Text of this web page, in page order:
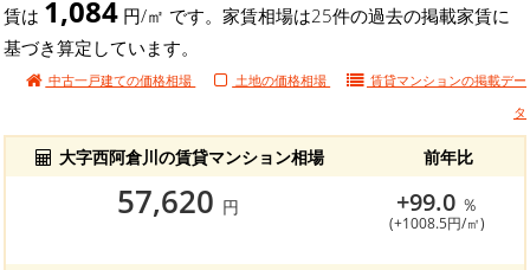
賃は 1,084 円/㎡ です。家賃相場は25件の過去の掲載家賃に
基づき算定しています。
中古一戸建ての価格相場 土地の価格相場 賃貸マンションの掲載デー
タ
大字西阿倉川の賃貸マンション相場 前年比
57,620 円 +99.0 ％
(+1008.5円/㎡)